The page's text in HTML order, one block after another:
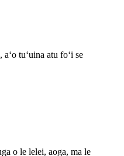
tuʻuina atu foʻi se
o le lelei, aoga, ma le